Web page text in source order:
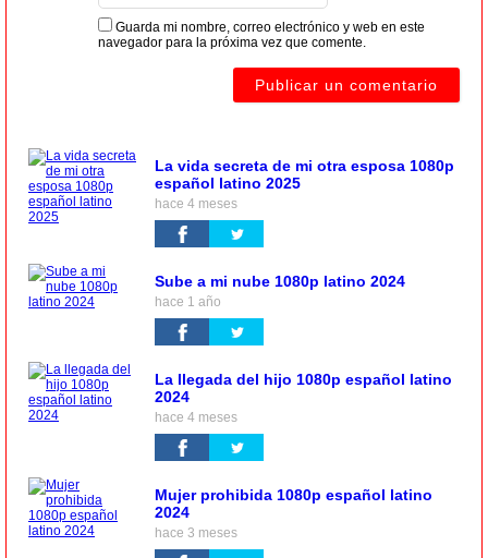
Guarda mi nombre, correo electrónico y web en este
navegador para la próxima vez que comente.
La vida secreta de mi otra esposa 1080p
español latino 2025
hace 4 meses
Sube a mi nube 1080p latino 2024
hace 1 año
La llegada del hijo 1080p español latino
2024
hace 4 meses
Mujer prohibida 1080p español latino
2024
hace 3 meses